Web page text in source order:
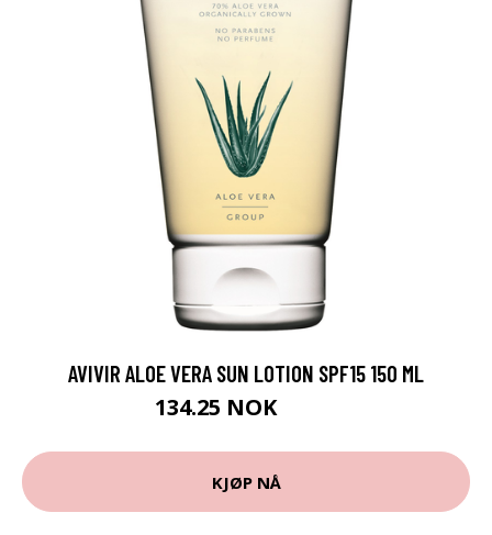
AVIVIR ALOE VERA SUN LOTION SPF15 150 ML
134.25 NOK
KJØP NÅ